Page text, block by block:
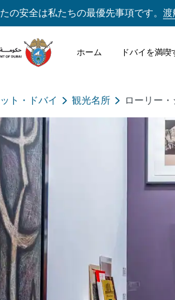
の安全は私たちの最優先事項です。
ホーム ドバイを満喫
ト・ドバイ 観光名所 ローリー